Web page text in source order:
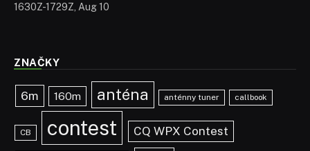
1630Z-1729Z, Aug 10
ZNAČKY
6m 160m anténa anténny tuner callbook
CB contest CQ WPX Contest